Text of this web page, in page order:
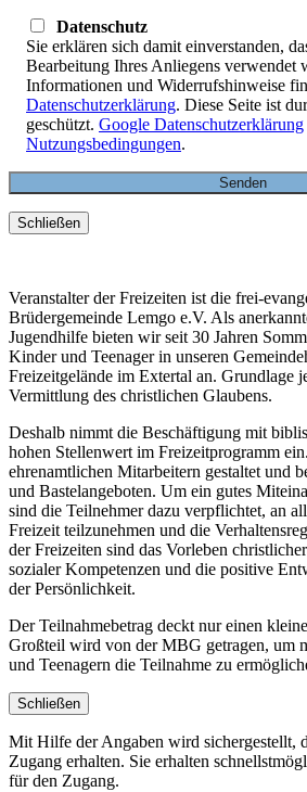
Datenschutz
Sie erklären sich damit einverstanden,
Bearbeitung Ihres Anliegens verwendet
Informationen und Widerrufshinweise
Datenschutzerklärung. Diese Seite ist
geschützt. Google Datenschutzerklärung
Nutzungsbedingungen.
Schließen
Veranstalter der Freizeiten ist die frei-
Brüdergemeinde Lemgo e.V. Als
Jugendhilfe bieten wir seit 30 Jahren
Kinder und Teenager in unseren
Freizeitgelände im Extertal an. Grundlage
Vermittlung des christlichen Glaubens.
Deshalb nimmt die Beschäftigung mit
hohen Stellenwert im Freizeitprogramm
ehrenamtlichen Mitarbeitern gestaltet und
und Bastelangeboten. Um ein gutes
sind die Teilnehmer dazu verpflichtet, an
Freizeit teilzunehmen und die
der Freizeiten sind das Vorleben
sozialer Kompetenzen und die positive
der Persönlichkeit.
Der Teilnahmebetrag deckt nur einen
Großteil wird von der MBG getragen, um
und Teenagern die Teilnahme zu
Schließen
Mit Hilfe der Angaben wird sichergestellt,
Zugang erhalten. Sie erhalten
für den Zugang.